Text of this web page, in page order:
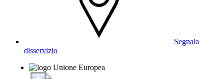
Segnala
disservizio